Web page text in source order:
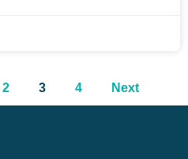
2 3 4 Next